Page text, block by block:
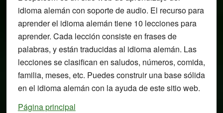
idioma alemán con soporte de audio. El recurso para
aprender el idioma alemán tiene 10 lecciones para
aprender. Cada lección consiste en frases de
palabras, y están traducidas al idioma alemán. Las
lecciones se clasifican en saludos, números, comida,
familia, meses, etc. Puedes construir una base sólida
en el idioma alemán con la ayuda de este sitio web.
Página principal